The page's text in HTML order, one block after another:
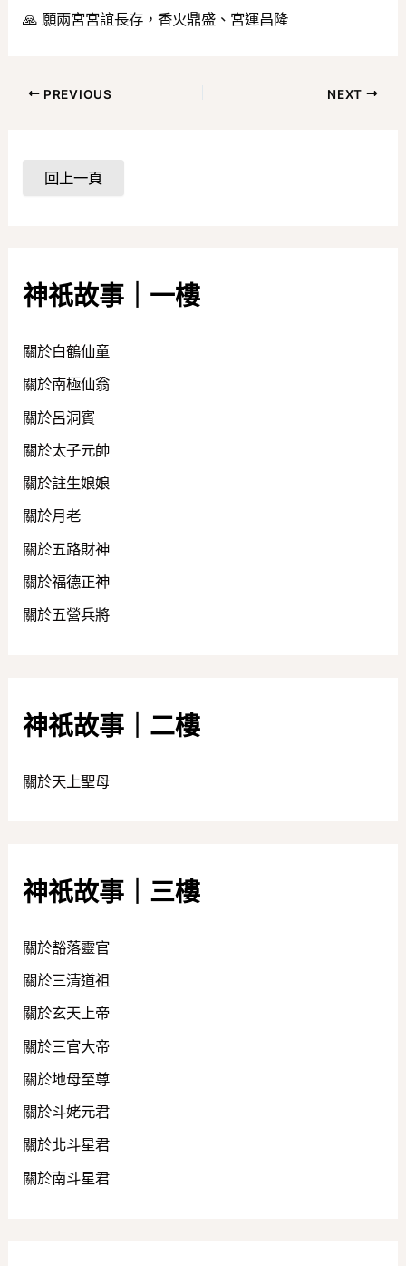
神祇故事｜一樓
關於白鶴仙童
關於南極仙翁
關於呂洞賓
關於太子元帥
關於註生娘娘
關於月老
關於五路財神
關於福德正神
關於五營兵將
神祇故事｜二樓
關於天上聖母
神祇故事｜三樓
關於豁落靈官
關於三清道祖
關於玄天上帝
關於三官大帝
關於地母至尊
關於斗姥元君
關於北斗星君
關於南斗星君
🙏 願兩宮宮誼長存，香火鼎盛、宮運昌隆
PREVIOUS NEXT